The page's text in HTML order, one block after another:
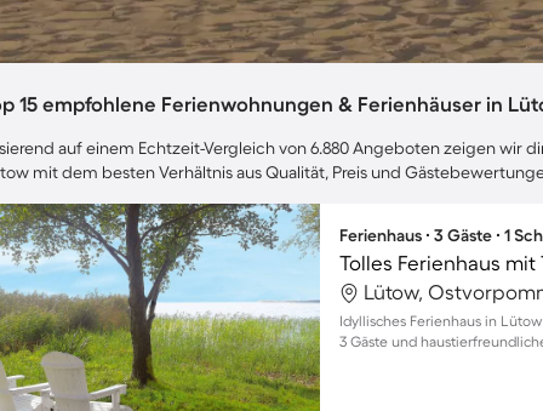
15 empfohlene Ferienwohnungen & Ferienhäuser in
auf einem Echtzeit-Vergleich von 6.880 Angeboten zeigen wir
mit dem besten Verhältnis aus Qualität, Preis und
Ferienhaus ∙ 3 Gäste ∙ 1
Lütow,
Idyllisches Ferienhaus in
3 Gäste und